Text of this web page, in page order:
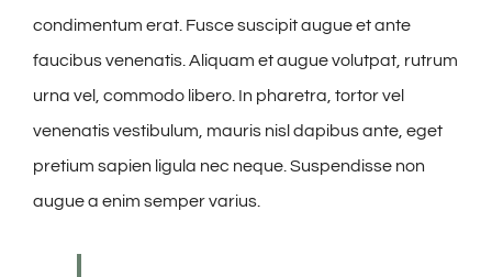
condimentum erat. Fusce suscipit augue et ante
faucibus venenatis. Aliquam et augue volutpat, rutrum
urna vel, commodo libero. In pharetra, tortor vel
venenatis vestibulum, mauris nisl dapibus ante, eget
pretium sapien ligula nec neque. Suspendisse non
augue a enim semper varius.